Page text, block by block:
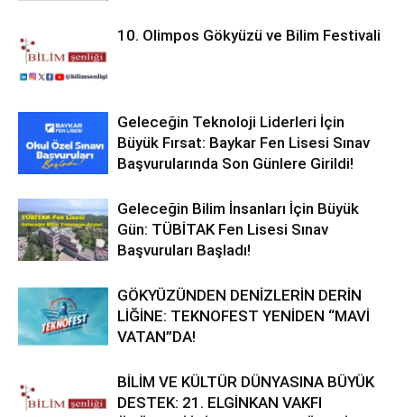
10. Olimpos Gökyüzü ve Bilim Festivali
Geleceğin Teknoloji Liderleri İçin
Büyük Fırsat: Baykar Fen Lisesi Sınav
Başvurularında Son Günlere Girildi!
Geleceğin Bilim İnsanları İçin Büyük
Gün: TÜBİTAK Fen Lisesi Sınav
Başvuruları Başladı!
GÖKYÜZÜNDEN DENİZLERİN DERİN
LİĞİNE: TEKNOFEST YENİDEN “MAVİ
VATAN”DA!
BİLİM VE KÜLTÜR DÜNYASINA BÜYÜK
DESTEK: 21. ELGİNKAN VAKFI